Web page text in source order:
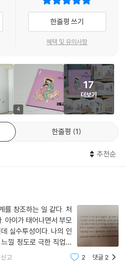
이는 달래지 않아도 먼저 ‘나도 기다릴
을 보여 주기도 하지요.
까, 고민될 때 『너를 기다릴게』를 읽어
물러서 아이의 성장을 기다릴 줄 아는 마
큰 나무는 네이버 그라폴리오에 ‘가족
을 이끌어낸 인기 작가입니다. 책에 담긴
속에는 작가가 두 아이의 아빠로 겪은
읽는 즐거움을 더해 줍니다.
는 사람은 부모입니다. 부모와의 관계는
갈 타인과의 인간관계에도 지대한 영향
살핌을 받고 정서적 유대감을 갖게 된
성을 형성한다는 사실은 수많은 연구 결
큼 아이와의 바람직한 애착 관계가 중
잘 알고 있습니다.
한줄평 쓰기
혜택 및 유의사항
4
17
더보기
한줄평 1
추천순
창조하는 일 같다. 처
아이가 태어나면서 부모
낄 정도로 극한 직업일
랬다. 말은 통하지 않고,
신고 2 댓글 2